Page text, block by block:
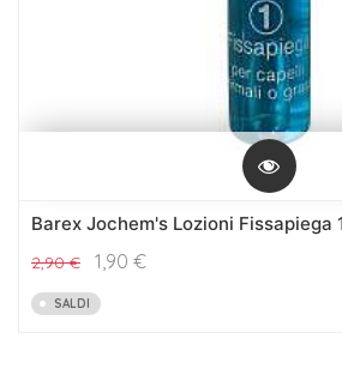
Barex Jochem's Lozioni Fissapiega
2,90€ 1,90 €
SALDI